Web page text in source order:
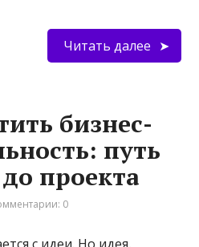
Читать далее
бизнес-
путь
проекта
0